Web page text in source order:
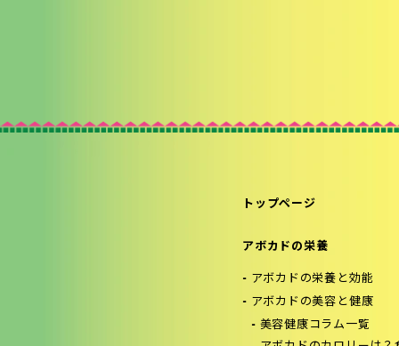
トップページ
アボカドの栄養
アボカドの栄養と効能
アボカドの美容と健康
美容健康コラム一覧